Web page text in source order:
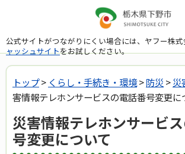
公式サイトがつながりにくい場合には、ヤフー株
ャッシュサイトをお試しください。
トップ> くらし・手続き・環境>防災 >災
害情報テレホンサービスの電話番号変更に
災害情報テレホンサービ
号変更について